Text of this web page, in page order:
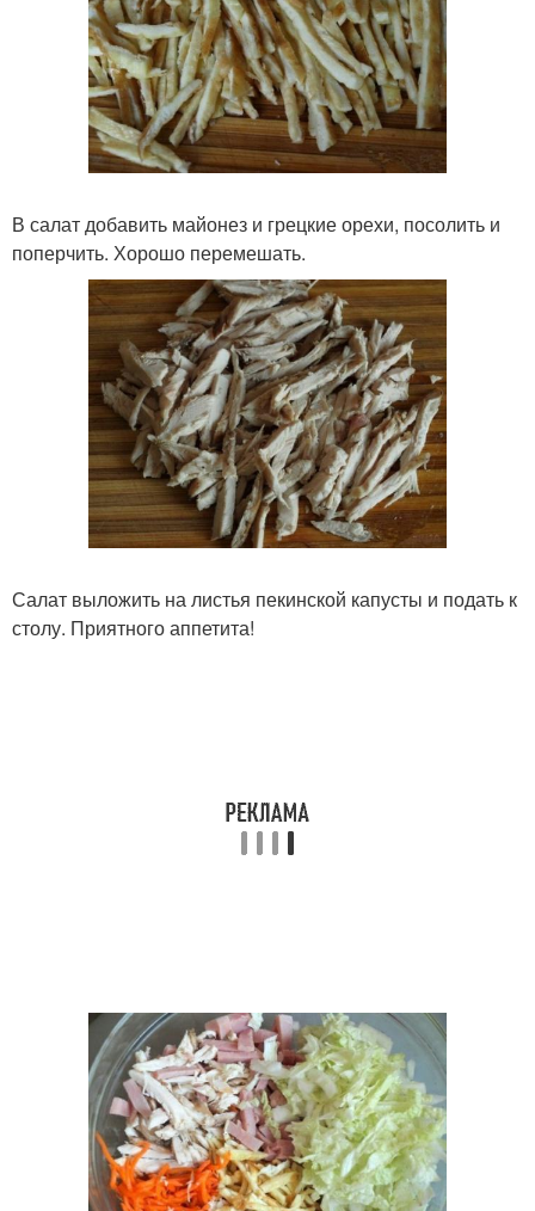
В салат добавить майонез и грецкие орехи, посолить и
поперчить. Хорошо перемешать.
Салат выложить на листья пекинской капусты и подать к
столу. Приятного аппетита!